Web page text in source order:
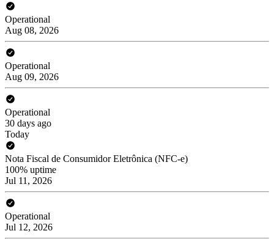
Operational
Aug 08, 2026
Operational
Aug 09, 2026
Operational
30 days ago
Today
Nota Fiscal de Consumidor Eletrônica (NFC-e)
100% uptime
Jul 11, 2026
Operational
Jul 12, 2026